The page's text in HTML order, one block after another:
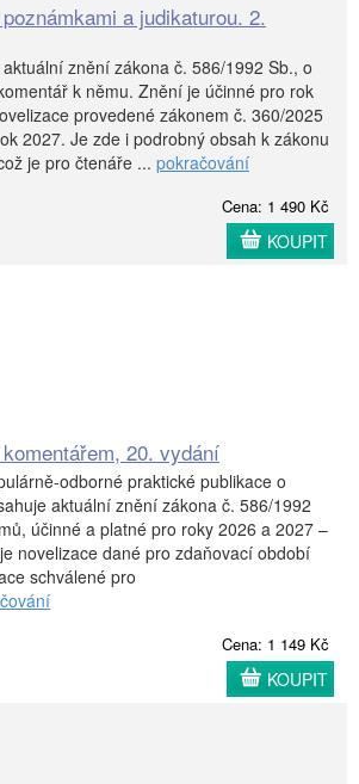
a judikaturou. 2.
znění zákona č. 586/1992 Sb., o
k němu. Znění je účinné pro rok
provedené zákonem č. 360/2025
2027. Je zde i podrobný obsah k zákonu
je pro čtenáře ... pokračování
Cena: 1 490 Kč
KOUPIT
20. vydání
odborné praktické publikace o
aktuální znění zákona č. 586/1992
účinné a platné pro roky 2026 a 2027 –
novelizace dané pro zdaňovací období
schválené pro
Cena: 1 149 Kč
KOUPIT